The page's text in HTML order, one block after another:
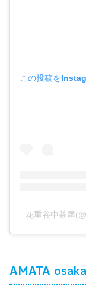
この投稿を
花重谷中茶屋
AMATA